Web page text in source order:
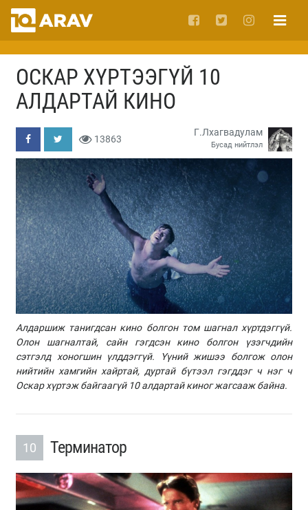
ОСКАР ХҮРТЭЭГҮЙ 10
АЛДАРТАЙ КИНО
13863
Г.Лхагвадулам
Бусад нийтлэл
Алдаршиж танигдсан кино болгон том шагнал хүртдэггүй.
Олон шагналтай, сайн гэгдсэн кино болгон үзэгчдийн
сэтгэлд хоногшин үлддэггүй. Үүний жишээ болгож олон
нийтийн хамгийн хайртай, дуртай бүтээл гэгддэг ч нэг ч
Оскар хүртэж байгаагүй 10 алдартай киног жагсааж байна.
10 Терминатор